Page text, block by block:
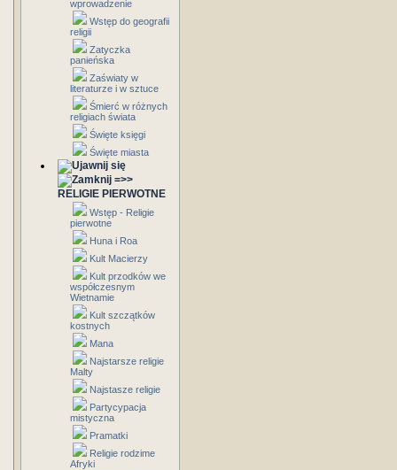
wprowadzenie
Wstęp do geografii
religii
Zatyczka
panieńska
Zaświaty w
literaturze i w sztuce
Śmierć w różnych
religiach świata
Święte księgi
Święte miasta
=>>
RELIGIE PIERWOTNE
Wstęp - Religie
pierwotne
Huna i Roa
Kult Macierzy
Kult przodków we
współczesnym
Wietnamie
Kult szczątków
kostnych
Mana
Najstarsze religie
Malty
Najstasze religie
Partycypacja
mistyczna
Pramatki
Religie rodzime
Afryki